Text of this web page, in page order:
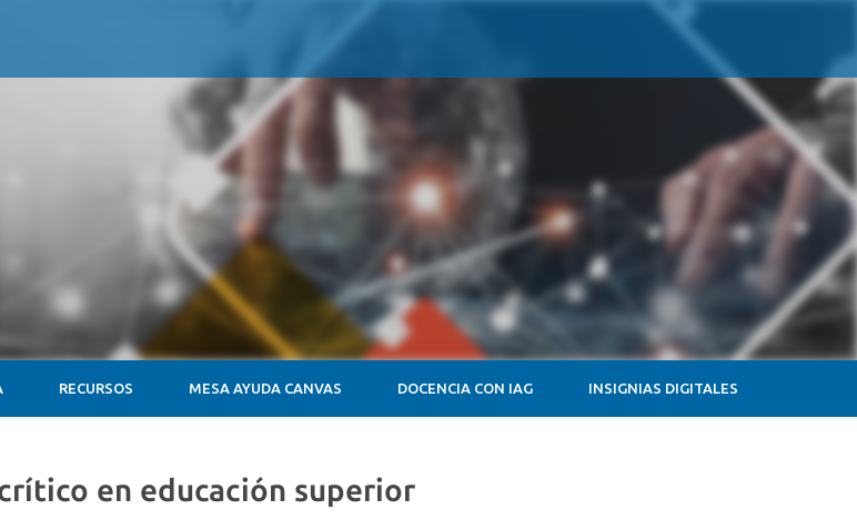
RECURSOS MESA AYUDA CANVAS DOCENCIA CON IAG INSIGNIAS DIGITALES
en educación superior